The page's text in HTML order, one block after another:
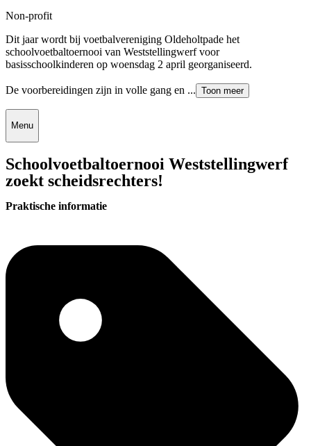
Non-profit
Dit jaar wordt bij voetbalvereniging Oldeholtpade het
schoolvoetbaltoernooi van Weststellingwerf voor
basisschoolkinderen op woensdag 2 april georganiseerd.
De voorbereidingen zijn in volle gang en ... Toon meer
Menu
Schoolvoetbaltoernooi Weststellingwerf
zoekt scheidsrechters!
Praktische informatie